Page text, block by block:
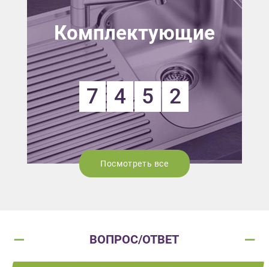
Комплектующие
7 4 5 2
Посмотреть все
ВОПРОС/ОТВЕТ